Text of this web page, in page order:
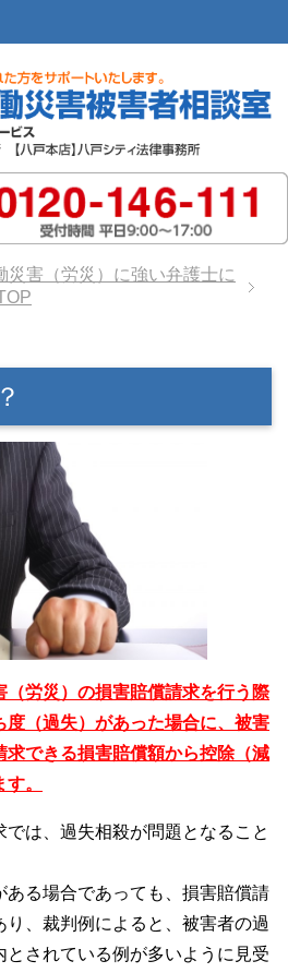
災害（労災）に強い弁護士に
（労災）の損害賠償請求を行う際
度（過失）があった場合に、被害
求できる損害賠償額から控除（減
。
は、過失相殺が問題となること
ある場合であっても、損害賠償請
、裁判例によると、被害者の過
とされている例が多いように見受